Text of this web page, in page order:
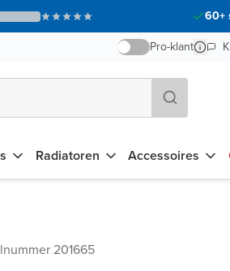
60+
Pro-klant
Radiatoren Accessoires
201665